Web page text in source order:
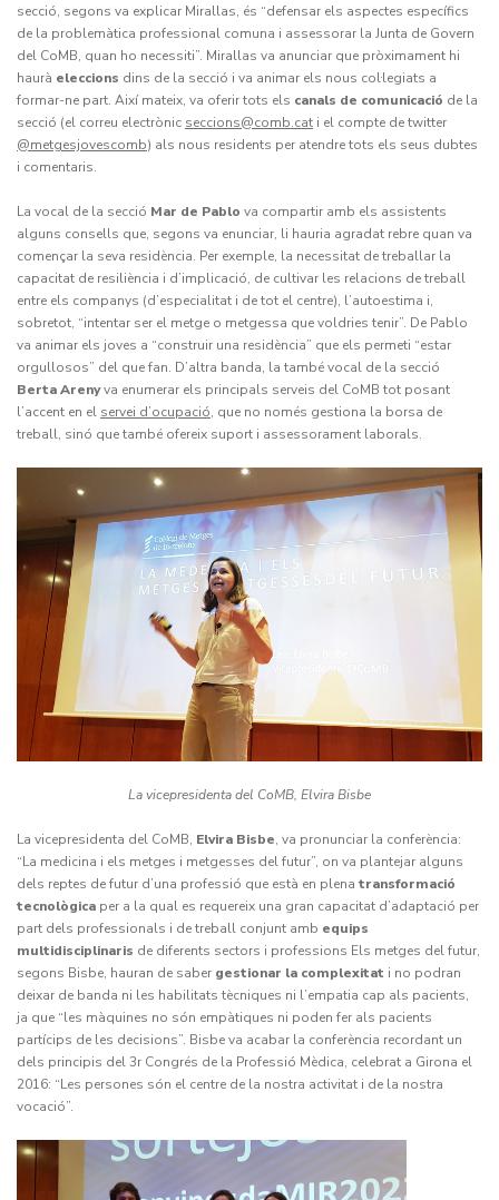
secció, segons va explicar Mirallas, és “defensar els aspectes específics
de la problemàtica professional comuna i assessorar la Junta de Govern
del CoMB, quan ho necessiti”. Mirallas va anunciar que pròximament hi
haurà eleccions dins de la secció i va animar els nous col·legiats a
formar-ne part. Així mateix, va oferir tots els canals de comunicació de la
secció (el correu electrònic seccions@comb.cat i el compte de twitter
@metgesjovescomb) als nous residents per atendre tots els seus dubtes
i comentaris.
La vocal de la secció Mar de Pablo va compartir amb els assistents
alguns consells que, segons va enunciar, li hauria agradat rebre quan va
començar la seva residència. Per exemple, la necessitat de treballar la
capacitat de resiliència i d’implicació, de cultivar les relacions de treball
entre els companys (d’especialitat i de tot el centre), l’autoestima i,
sobretot, “intentar ser el metge o metgessa que voldries tenir”. De Pablo
va animar els joves a “construir una residència” que els permeti “estar
orgullosos” del que fan. D’altra banda, la també vocal de la secció
Berta Arenyva enumerar els principals serveis del CoMB tot posant
l’accent en el servei d’ocupació, que no només gestiona la borsa de
treball, sinó que també ofereix suport i assessorament laborals.
La vicepresidenta del CoMB, Elvira Bisbe
La vicepresidenta del CoMB, Elvira Bisbe, va pronunciar la conferència:
“La medicina i els metges i metgesses del futur”, on va plantejar alguns
dels reptes de futur d’una professió que està en plena transformació
tecnològica per a la qual es requereix una gran capacitat d’adaptació per
part dels professionals i de treball conjunt amb equips
multidisciplinaris de diferents sectors i professions Els metges del futur,
segons Bisbe, hauran de saber gestionar la complexitat i no podran
deixar de banda ni les habilitats tècniques ni l’empatia cap als pacients,
ja que “les màquines no són empàtiques ni poden fer als pacients
partícips de les decisions”. Bisbe va acabar la conferència recordant un
dels principis del 3r Congrés de la Professió Mèdica, celebrat a Girona el
2016: “Les persones són el centre de la nostra activitat i de la nostra
vocació”.